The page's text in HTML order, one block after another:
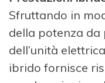
Sfruttando in
della potenza
dell’unità
ibrido fornisce